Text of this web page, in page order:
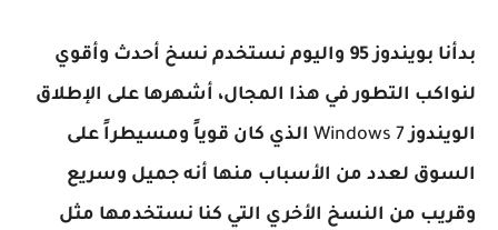
بدأنا بويندوز 95 واليوم نستخدم نسخ أحدث وأقوي
لنواكب التطور في هذا المجال، أشهرها على الإطلاق
الويندوزWindows 7 الذي كان قوياً ومسيطراً على
السوق لعدد من الأسباب منها أنه جميل وسريع
وقريب من النسخ الأخري التي كنا نستخدمها مثل